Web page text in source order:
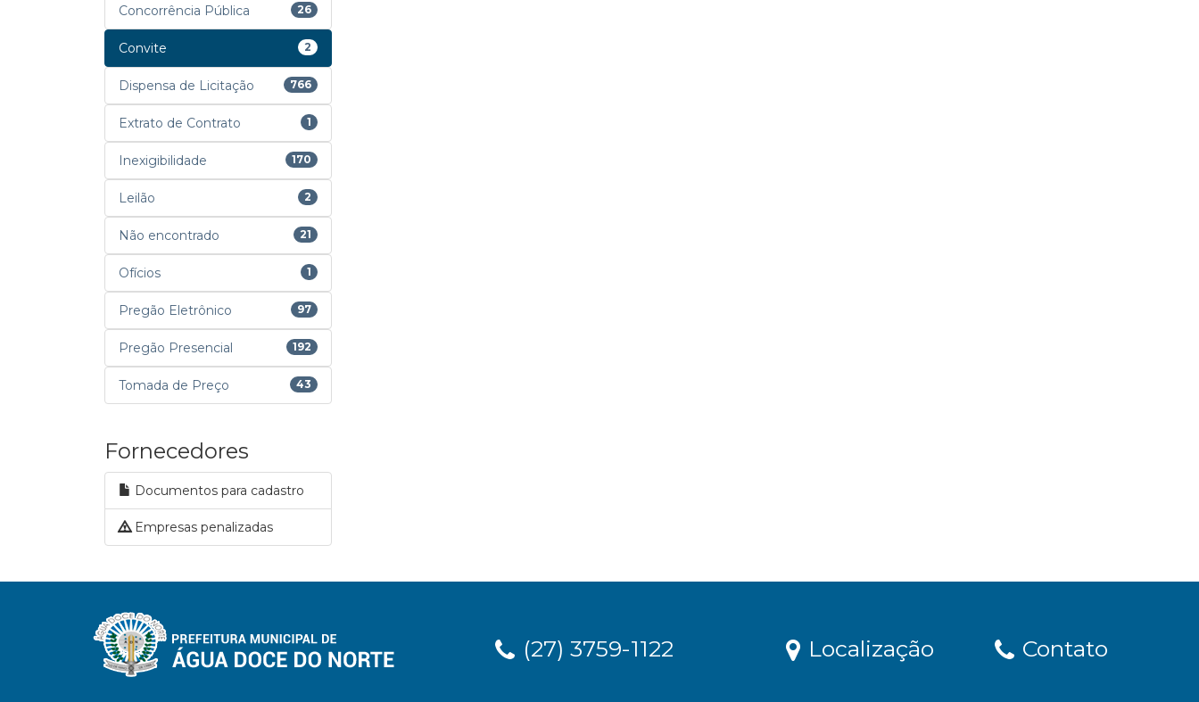
Concorrência Pública 26
Convite 2
Dispensa de Licitação 766
Extrato de Contrato 1
Inexigibilidade 170
Leilão 2
Não encontrado 21
Ofícios 1
Pregão Eletrônico 97
Pregão Presencial 192
Tomada de Preço 43
Fornecedores
Documentos para cadastro
Empresas penalizadas
(27) 3759-1122 Localização Contato